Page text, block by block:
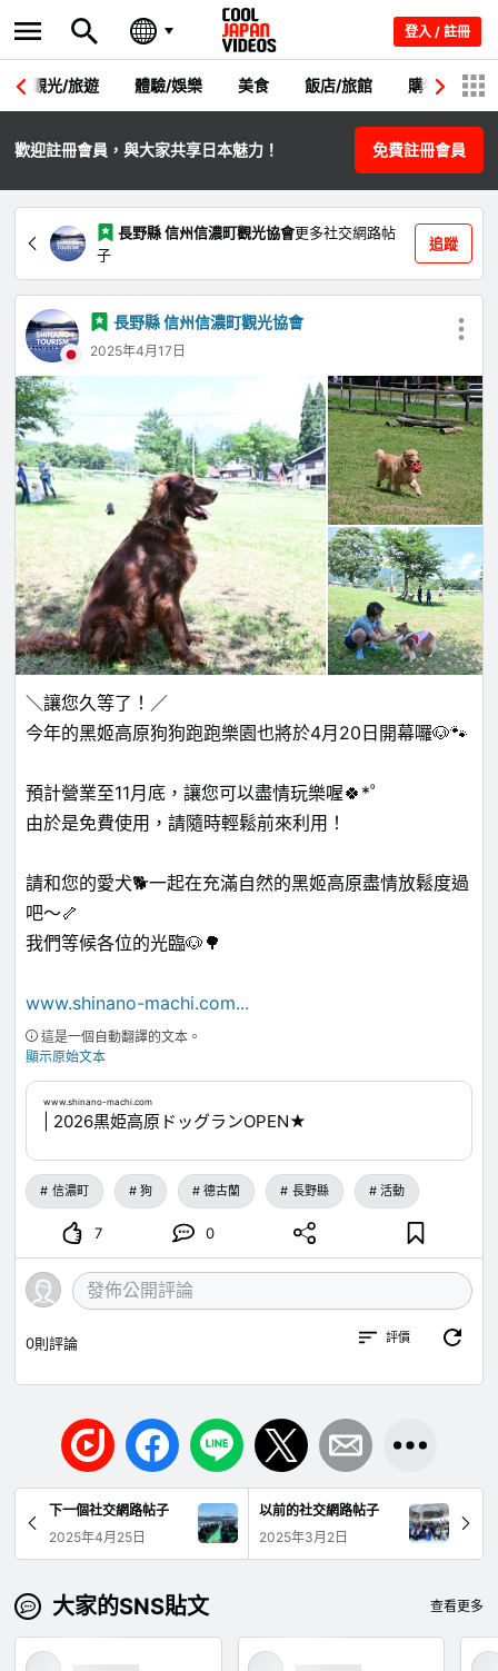
登入 / 註冊
觀光/旅遊 體驗/娛樂 美食 飯店/旅館 購物 節
歡迎註冊會員，與大家共享日本魅力！ 免費註冊會員
長野縣 信州信濃町觀光協會更多社交網路帖
子
追蹤
長野縣 信州信濃町觀光協會
2025年4月17日
＼讓您久等了！／
今年的黑姬高原狗狗跑跑樂園也將於4月20日開幕囉🐶🐾
預計營業至11月底，讓您可以盡情玩樂喔🍀*゜
由於是免費使用，請隨時輕鬆前來利用！
請和您的愛犬🐕一起在充滿自然的黑姬高原盡情放鬆度過
吧～🦴
我們等候各位的光臨🐶🌳
www.shinano-machi.com...
這是一個自動翻譯的文本。
顯示原始文本
www.shinano-machi.com
| 2026黒姫高原ドッグランOPEN★
信濃町 狗 德古蘭 長野縣 活動
7 0
0則評論 評價
下一個社交網路帖子
2025年4月25日
以前的社交網路帖子
2025年3月2日
大家的SNS貼文 查看更多